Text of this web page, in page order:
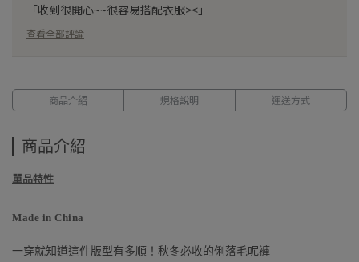
「收到很開心~~很容易搭配衣服><」
查看全部評論
商品介紹 規格說明 運送方式
商品介紹
單品特性
Made in China
一穿就知道這件版型有多順！秋冬必收的俐落毛呢褲